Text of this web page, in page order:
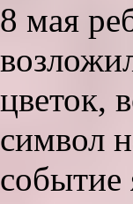
8 мая
цветок,
символ
событие